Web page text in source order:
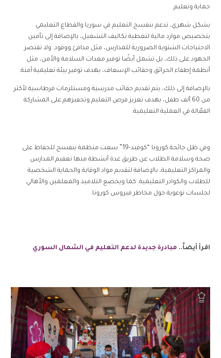
حماية وتعليم.
بشكل شهري، تدعم بنفسج التعليم في سوريا والقطاع التعليمي
بتخصيص موارد مالية لتغطية تكاليف التشغيل، بالإضافة إلى تأمين
الاحتياجات الشتوية الضرورية للمدارس، مثل مدافئ ووقود. ولا تقتصر
الجهود على ذلك، بل تشمل أيضًا توفير معدات السلامة والأمن، مثل
أنظمة إطفاء الحرائق وحقائب الإسعاف، بهدف توفير بيئة تعليمية آمنة.
بالإضافة إلى ذلك، يتم تقديم حقائب مدرسية ومستلزمات قرطاسية لأكثر
من 60 ألف طفل، بهدف تعزيز فرص التعليم وتحفيزهم على المشاركة
الفعّالة في العملية التعليمية.
وفي ظل جائحة كورونا “كوفيد-19” سعت منظمة بنفسج للحفاظ على
صحة وسلامة الطلاب عن طريق عدة أنشطة منها تعقيم المدارس
والمراكز التعليمية، بالإضافة لتقديم مواد الوقاية والحماية الشخصية
للطلاب والكوادر التعليمية. كما ويخضع التلاميذ والمعلمين والأهالي
لجلسات توعوية حول مخاطر فيروس كورونا.
اقرأ أيضاً.. مبادرة جديدة لدعم التعليم في الشمال السوري